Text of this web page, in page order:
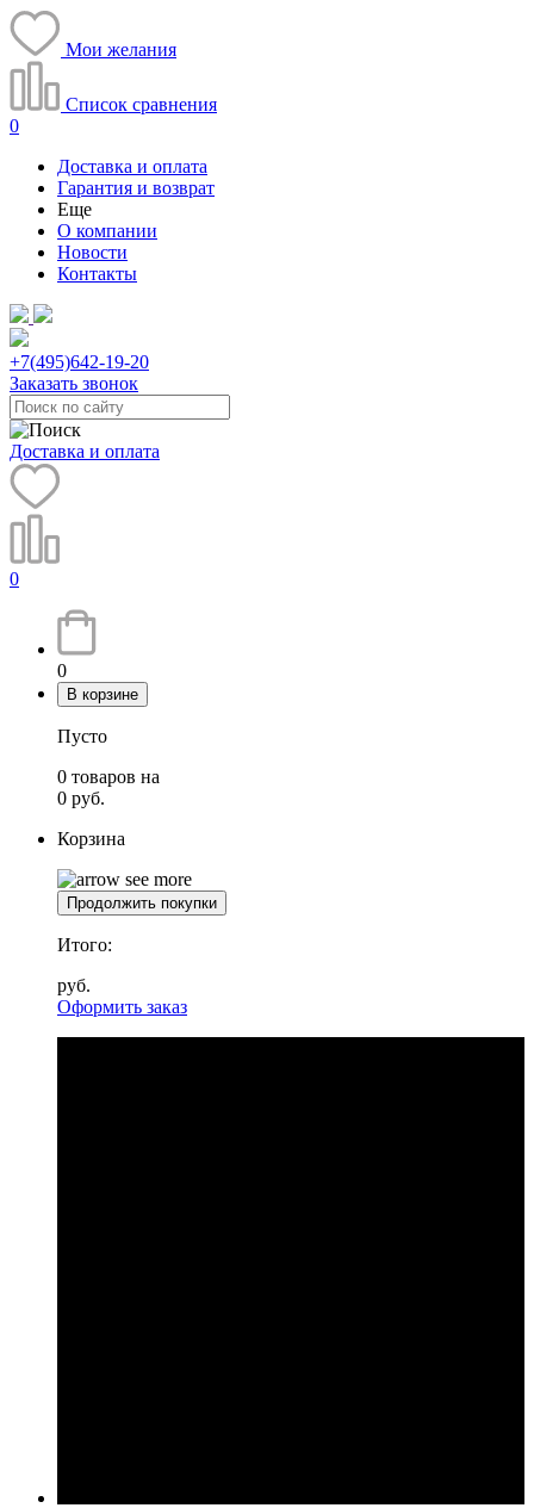
Мои желания
Список сравнения
0
Доставка и оплата
Гарантия и возврат
Еще
О компании
Новости
Контакты
+7(495)642-19-20
Заказать звонок
Доставка и оплата
0
0
В корзине
Пусто
0 товаров на
0 руб.
Корзина
Продолжить покупки
Итого:
руб.
Оформить заказ